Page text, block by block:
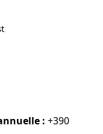
: +390